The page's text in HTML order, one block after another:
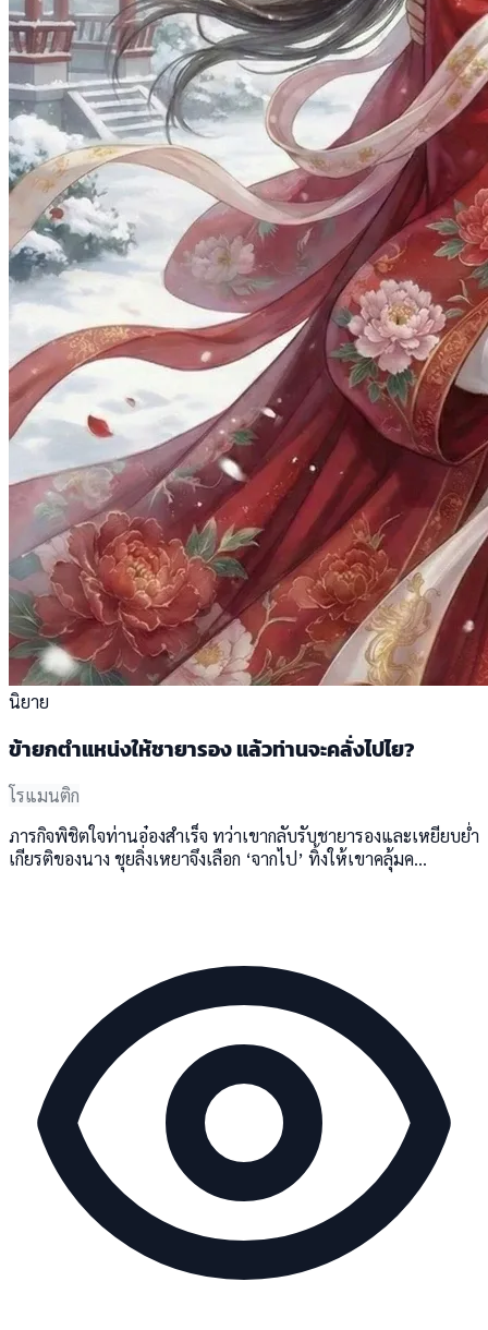
นิยาย
ข้ายกตำแหน่งให้ชายารอง แล้วท่านจะคลั่งไปไย?
โรแมนติก
ภารกิจพิชิตใจท่านอ๋องสำเร็จ ทว่าเขากลับรับชายารองและเหยียบย่ำ
เกียรติของนาง ชุยลิ่งเหยาจึงเลือก ‘จากไป’ ทิ้งให้เขาคลุ้มค...